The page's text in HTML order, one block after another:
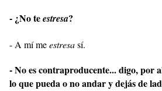
- ¿No teestresa?
- A mí meestresasí.
- No es contraproducente... digo, por
lo que pueda o no andar y dejás de